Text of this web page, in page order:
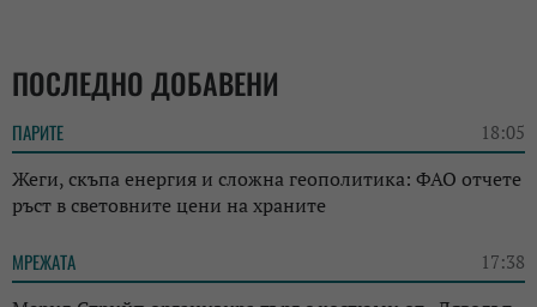
ПОСЛЕДНО ДОБАВЕНИ
ПАРИТЕ 18:05
Жеги, скъпа енергия и сложна геополитика: ФАО отчете
ръст в световните цени на храните
МРЕЖАТА 17:38